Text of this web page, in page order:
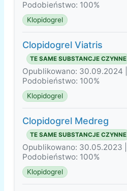
Podobieństwo: 100%
Klopidogrel
Clopidogrel Viatris
TE SAME SUBSTANCJE CZYNNE
Opublikowano: 30.09.2024 |
Podobieństwo: 100%
Klopidogrel
Clopidogrel Medreg
TE SAME SUBSTANCJE CZYNNE
Opublikowano: 30.05.2023 |
Podobieństwo: 100%
Klopidogrel